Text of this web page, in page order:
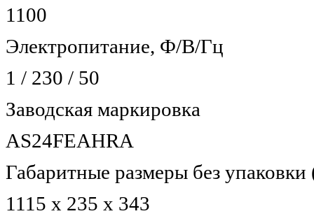
1100
Электропитание, Ф/В/Гц
1 / 230 / 50
Заводская маркировка
AS24FEAHRA
Габаритные размеры без
1115 х 235 х 343